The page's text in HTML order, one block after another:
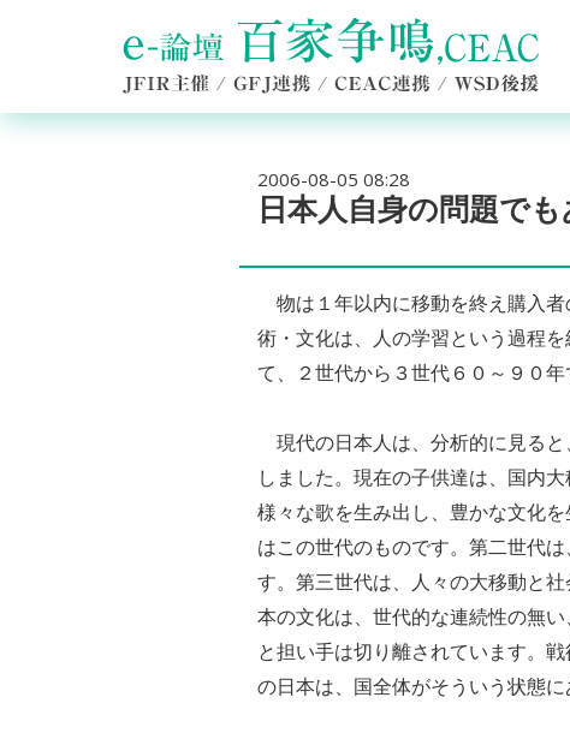
2006-08-05 08:28
日本人自身の問題で
物は１年以内に移動を終え購入者
術・文化は、人の学習という過程
て、２世代から３世代６０～９０年
現代の日本人は、分析的に見ると
しました。現在の子供達は、国内
様々な歌を生み出し、豊かな文化
はこの世代のものです。第二世代
す。第三世代は、人々の大移動と
本の文化は、世代的な連続性の無
と担い手は切り離されています。
の日本は、国全体がそういう状態に